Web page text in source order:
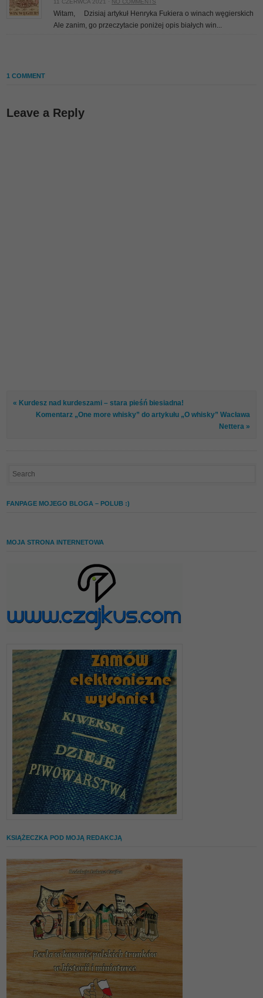
11 CZERWCA 2021 · NO COMMENTS
Witam, Dzisiaj artykuł Henryka Fukiera o winach węgierskich
Ale zanim, go przeczytacie poniżej opis białych win...
1 COMMENT
Leave a Reply
« Kurdesz nad kurdeszami – stara pieśń biesiadna!
Komentarz „One more whisky” do artykułu „O whisky” Wacława
Nettera »
FANPAGE MOJEGO BLOGA – POLUB :)
MOJA STRONA INTERNETOWA
KSIĄŻECZKA POD MOJĄ REDAKCJĄ